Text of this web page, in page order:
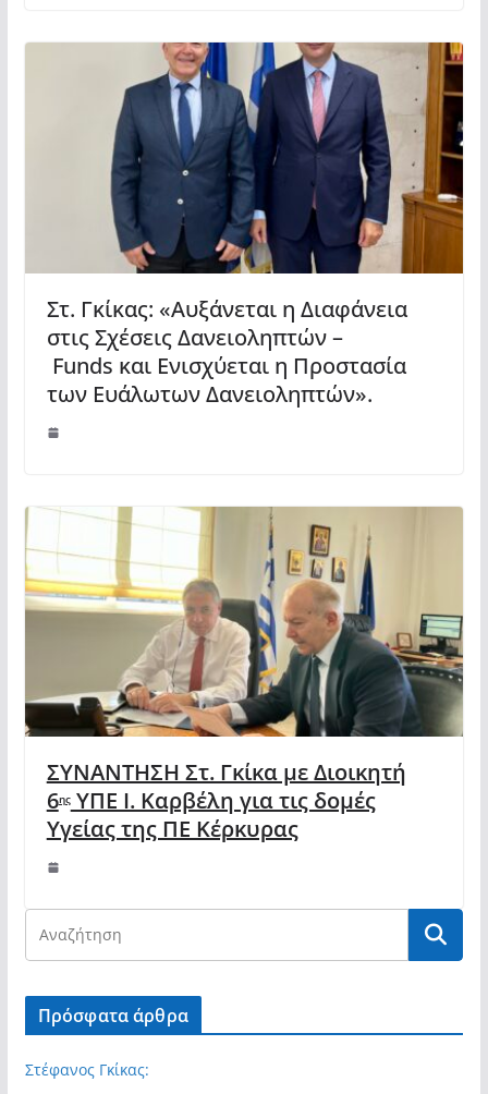
Στ. Γκίκας: «Αυξάνεται η Διαφάνεια
στις Σχέσεις Δανειοληπτών –
Funds και Ενισχύεται η Προστασία
των Ευάλωτων Δανειοληπτών».
ΣΥΝΑΝΤΗΣΗ Στ. Γκίκα με Διοικητή
6ηςΥΠΕ Ι. Καρβέλη για τις δομές
Υγείας της ΠΕ Κέρκυρας
Πρόσφατα άρθρα
Στέφανος Γκίκας: